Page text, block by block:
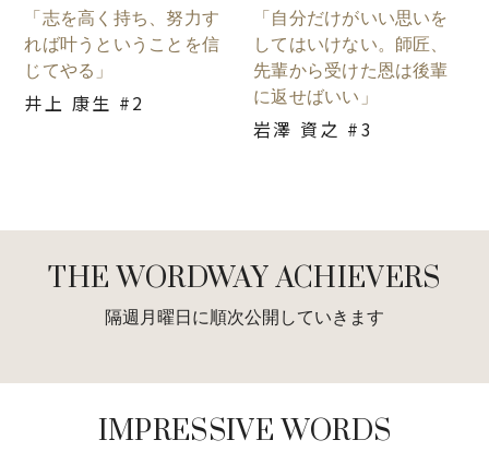
「志を高く持ち、努力す
れば叶うということを信
じてやる」
井上 康生 #2
「自分だけがいい思いを
してはいけない。師匠、
先輩から受けた恩は後輩
に返せばいい」
岩澤 資之 #3
THE WORDWAY ACHIEVERS
隔週月曜日に順次公開していきます
IMPRESSIVE WORDS